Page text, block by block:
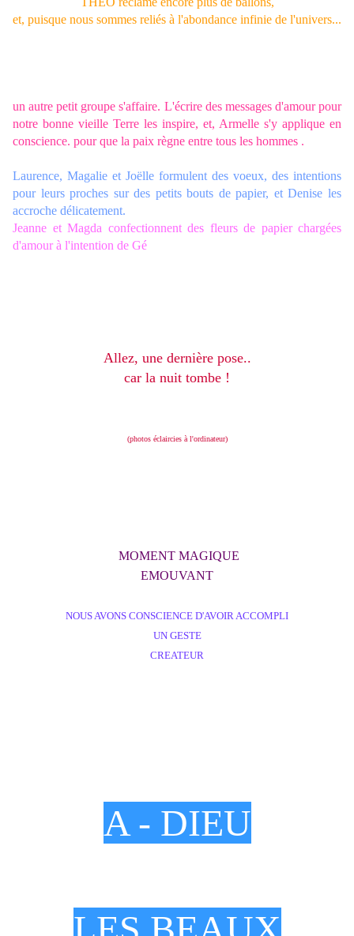
et, puisque nous sommes reliés à l'abondance infinie de l'univers...
un autre petit groupe s'affaire. L'écrire des messages d'amour pour
notre bonne vieille Terre les inspire, et, Armelle s'y applique en
conscience. pour que la paix règne entre tous les hommes .
Laurence, Magalie et Joëlle formulent des voeux, des intentions
pour leurs proches sur des petits bouts de papier, et Denise les
accroche délicatement.
Jeanne et Magda confectionnent des fleurs de papier chargées
d'amour à l'intention de Gé
Allez, une dernière pose..
car la nuit tombe !
(photos éclaircies à l'ordinateur)
MOMENT MAGIQUE
EMOUVANT
NOUS AVONS CONSCIENCE D'AVOIR ACCOMPLI
UN GESTE
CREATEUR
A - DIEU